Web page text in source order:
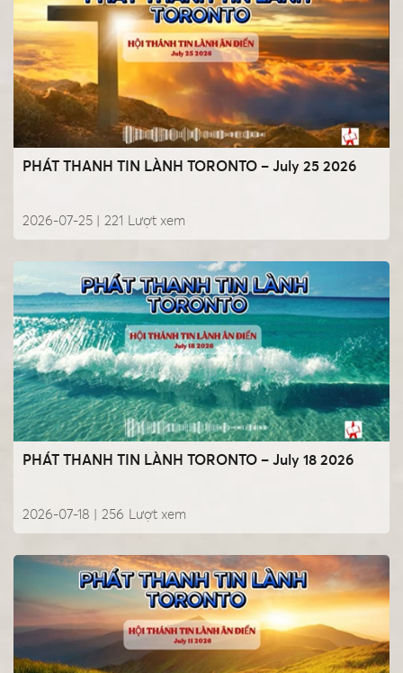
PHÁT THANH TIN LÀNH TORONTO – July 25 2026
2026-07-25 | Lượt xem
221
PHÁT THANH TIN LÀNH TORONTO – July 18 2026
2026-07-18 | Lượt xem
256